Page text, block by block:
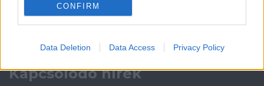
CONFIRM
Data Deletion Data Access Privacy Policy
Kapcsolódó hírek